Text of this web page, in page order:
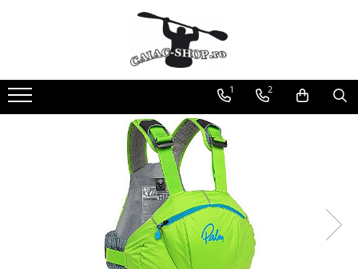
Caiace
Caiace tandem
Caiace de ape repezi (whitewater)
Caiace de tură și de mare
Caiace de competiție-club
Bărci pentru pescuit
1 2